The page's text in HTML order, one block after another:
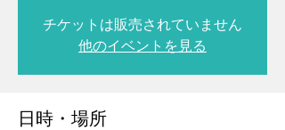
チケットは販売されていません
他のイベントを見る
日時・場所